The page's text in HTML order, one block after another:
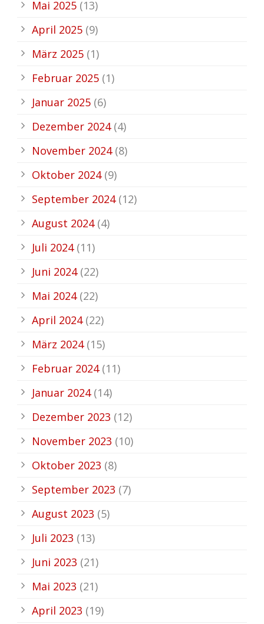
Mai 2025 (13)
April 2025 (9)
März 2025 (1)
Februar 2025 (1)
Januar 2025 (6)
Dezember 2024(4)
November 2024(8)
Oktober 2024(9)
September 2024(12)
August 2024(4)
Juli 2024(11)
Juni 2024(22)
Mai 2024(22)
April 2024(22)
März 2024(15)
Februar 2024(11)
Januar 2024(14)
Dezember 2023 (12)
November 2023 (10)
Oktober 2023 (8)
September 2023 (7)
August 2023 (5)
Juli 2023 (13)
Juni 2023 (21)
Mai 2023 (21)
April 2023 (19)